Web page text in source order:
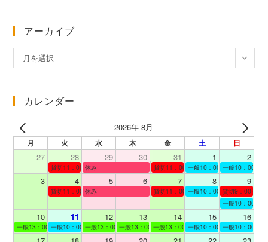
アーカイブ
ー
イ
月を選択
カレンダー
2026年 8月
月 火 水 木 金 土 日
27 28 29 30 31 1 2
貸切11：00～12：00
休み 貸切11：00～12：00一般10：00～19：00
一般10：00～
3 4 5 6 7 8 9
貸切11：00～12：00
休み 貸切11：00～12：00一般10：00～19：00
貸切9：00～10
一般10：00～
10 11 12 13 14 15 16
一般13：00～19：00一般10：00～19：00一般13：00～19：00一般13：00～19：00一般13：00～19：00一般10：00～19：00
一般10：00～